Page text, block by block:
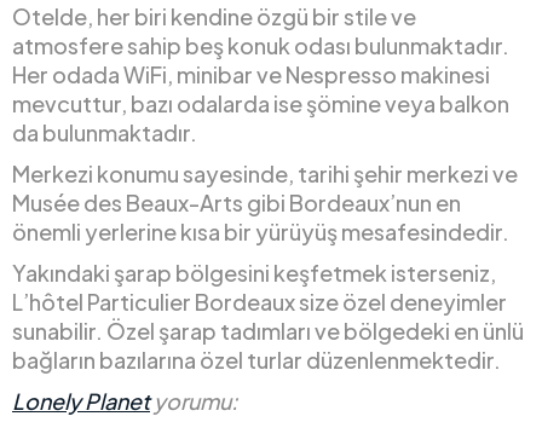
Otelde, her biri kendine özgü bir stile ve
atmosfere sahip beş konuk odası bulunmaktadır.
Her odada WiFi, minibar ve Nespresso makinesi
mevcuttur, bazı odalarda ise şömine veya balkon
da bulunmaktadır.
Merkezi konumu sayesinde, tarihi şehir merkezi ve
Musée des Beaux-Arts gibi Bordeaux’nun en
önemli yerlerine kısa bir yürüyüş mesafesindedir.
Yakındaki şarap bölgesini keşfetmek isterseniz,
L’hôtel Particulier Bordeaux size özel deneyimler
sunabilir. Özel şarap tadımları ve bölgedeki en ünlü
bağların bazılarına özel turlar düzenlenmektedir.
Lonely Planetyorumu: